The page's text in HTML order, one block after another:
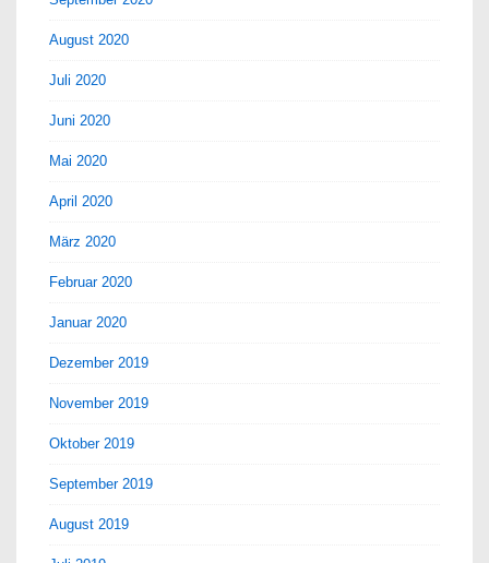
August 2020
Juli 2020
Juni 2020
Mai 2020
April 2020
März 2020
Februar 2020
Januar 2020
Dezember 2019
November 2019
Oktober 2019
September 2019
August 2019